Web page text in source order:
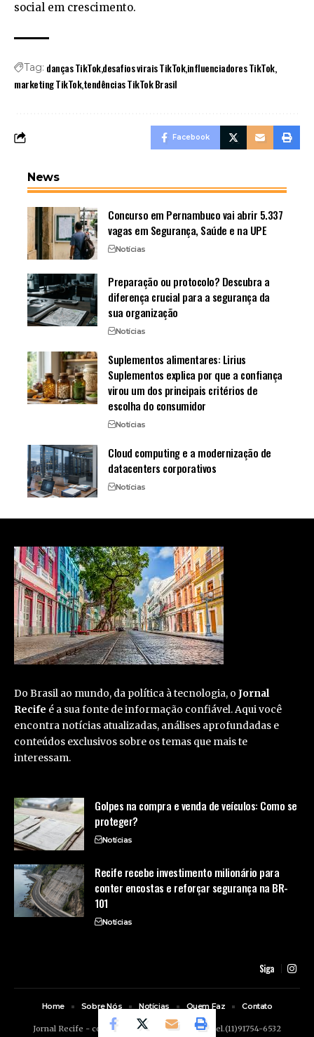
social em crescimento.
Tag: danças TikTokdesafios virais TikTokinfluenciadores TikTok
marketing TikToktendências TikTok Brasil
Facebook
News
Concurso em Pernambuco vai abrir 5.337
vagas em Segurança, Saúde e na UPE
Notícias
Preparação ou protocolo? Descubra a
diferença crucial para a segurança da
sua organização
Notícias
Suplementos alimentares: Lirius
Suplementos explica por que a confiança
virou um dos principais critérios de
escolha do consumidor
Notícias
Cloud computing e a modernização de
datacenters corporativos
Notícias
Do Brasil ao mundo, da política à tecnologia, o Jornal
Recife é a sua fonte de informação confiável. Aqui você
encontra notícias atualizadas, análises aprofundadas e
conteúdos exclusivos sobre os temas que mais te
interessam.
Golpes na compra e venda de veículos: Como se
proteger?
Notícias
Recife recebe investimento milionário para
conter encostas e reforçar segurança na BR-
101
Notícias
Siga
Jornal Recife - contato@jornalrecife.com.br- tel.(11)91754-6532
Home Sobre Nós Notícias Quem Faz Contato